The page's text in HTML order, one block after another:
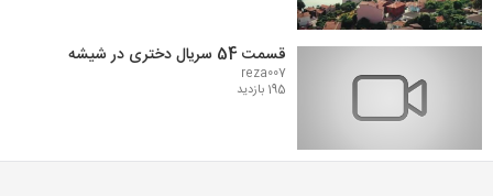
قسمت 54 سریال دختری در شیشه
reza007
195 بازدید